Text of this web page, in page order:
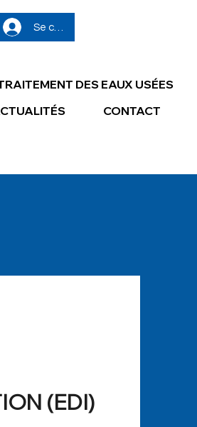
Se connecter
DES EAUX USÉES
CONTACT
(EDI)